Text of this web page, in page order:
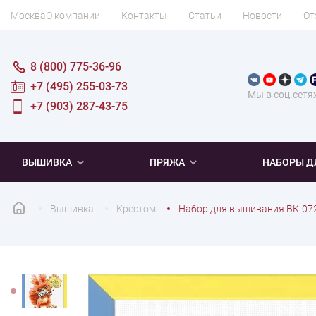
МоскваО компании Контакты Статьи Новости
Мы в
8 (800) 775-36-96
+7 (495) 255-03-73
+7 (903) 287-43-75
ВЫШИВКА ПРЯЖА НАБОРЫ
Вышивка Крестом Набор для вышивания ВК-